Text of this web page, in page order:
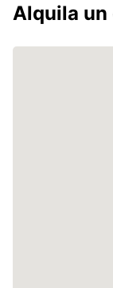
Alquila un